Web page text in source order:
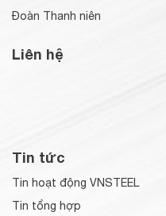
Đoàn Thanh niên
Liên hệ
Tin tức
Tin hoạt động VNSTEEL
Tin tổng hợp